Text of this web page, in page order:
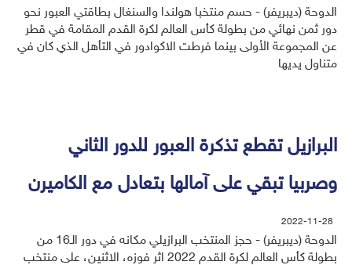
الدوحة (ديبريفر) - حسم منتخبا هولندا والسنغال بطاقتي العبور نحو
دور ثمن نهائي من بطولة كأس العالم لكرة القدم المقامة في قطر
عن المجموعة الأولى بينما فرطت الاكوادور في التأهل الذي كان في
متناول يديها
البرازيل تقطع تذكرة العبور للدور الثاني
وصربيا تبقي على آمالها بتعادل مع الكاميرن
2022-11-28
الدوحة (ديبريفر) - حجز المنتخب البرازيلي مكانه في دور الـ16 من
بطولة كأس العالم لكرة القدم 2022 اثر فوزه، الاثنين، على منتخب